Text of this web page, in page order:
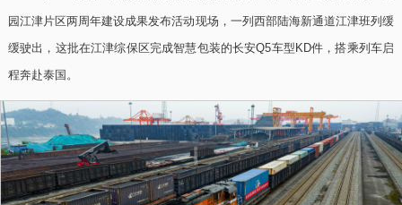
园江津片区两周年建设成果发布活动现场，一列西部陆海新通道江津班列缓
缓驶出，这批在江津综保区完成智慧包装的长安Q5车型KD件，搭乘列车启
程奔赴泰国。